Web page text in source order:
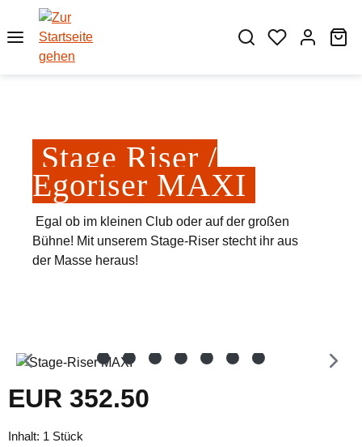
Zum Hauptinhalt springen
Stage Riser /
Egoriser MAXI
Egal ob im kleinen Club oder auf der großen
Bühne! Mit unserem Stage-Riser stecht ihr aus
der Masse heraus!
Bildergalerie überspringen
Regulärer Preis:
EUR 352.50
Inhalt: 1 Stück